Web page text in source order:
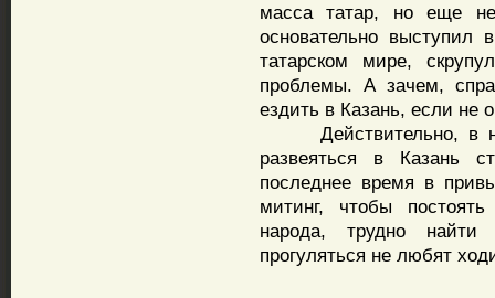
масса татар, но еще
основательно
татарском мире,
проблемы. А зачем,
ездить в Казань, если не
Действительно, в
развеяться в Казань
последнее время в
митинг, чтобы
народа, трудно
прогуляться не любят